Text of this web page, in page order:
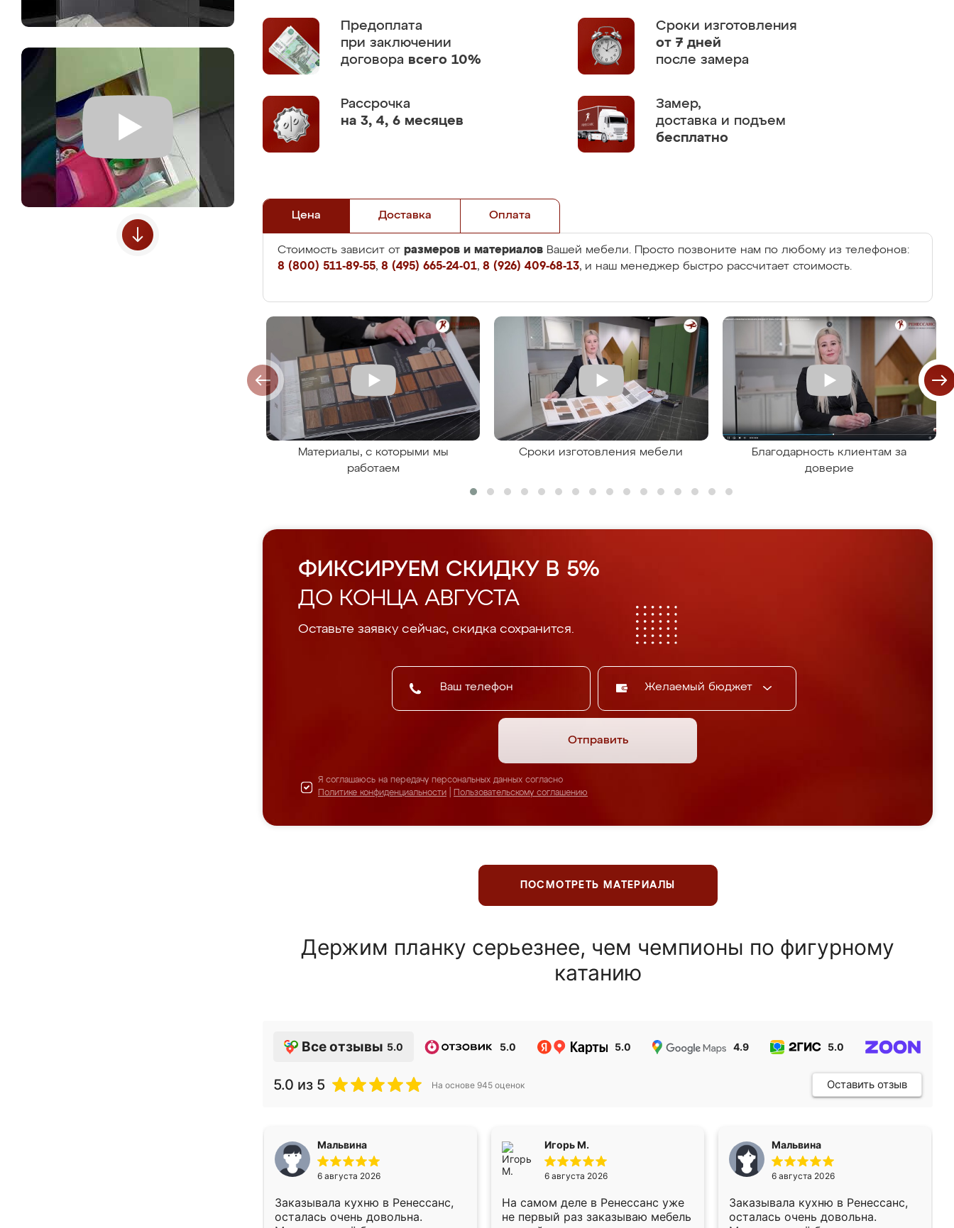
Предоплата
при заключении
договора всего 10%
Сроки изготовления
от 7 дней
после замера
Рассрочка
на 3, 4, 6 месяцев
Замер,
доставка и подъем
бесплатно
Цена Доставка Оплата
Стоимость зависит от размеров и материалов Вашей мебели. Просто позвоните нам по любому из телефонов:
8 (800) 511-89-55, 8 (495) 665-24-01, 8 (926) 409-68-13, и наш менеджер быстро рассчитает стоимость.
Материалы, с которыми мы
работаем
Сроки изготовления мебели
Благодарность клиентам за
доверие
ФИКСИРУЕМ СКИДКУ В 5%
ДО КОНЦА АВГУСТА
Оставьте заявку сейчас, скидка сохранится.
Желаемый бюджет
Отправить
Я соглашаюсь на передачу персональных данных согласно
Политике конфиденциальности
Пользовательскому соглашению
ПОСМОТРЕТЬ МАТЕРИАЛЫ
Держим планку серьезнее, чем чемпионы по фигурному
катанию
Все отзывы 5.0 5.0 5.0 4.9 5.0
5.0 из 5 На основе 945 оценок Оставить отзыв
Мальвина
6 августа 2026
Заказывала кухню в Ренессанс,
осталась очень довольна.
Игорь М.
6 августа 2026
На самом деле в Ренессанс уже
не первый раз заказываю мебель
Мальвина
6 августа 2026
Заказывала кухню в Ренессанс,
осталась очень довольна.